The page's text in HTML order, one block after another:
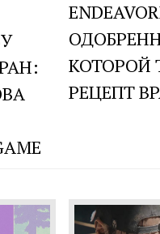
КОТОРОЙ
РЕЦЕПТ